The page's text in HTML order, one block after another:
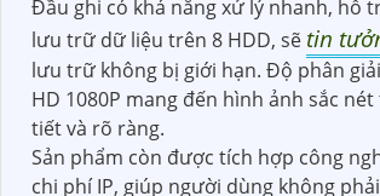
Đầu ghi có khả năng xử lý nhanh, hỗ
lưu trữ dữ liệu trên 8 HDD, sẽ tin
lưu trữ không bị giới hạn. Độ phân giải
HD 1080P mang đến hình ảnh sắc
tiết và rõ ràng.
Sản phẩm còn được tích hợp công
chi phí IP, giúp người dùng không